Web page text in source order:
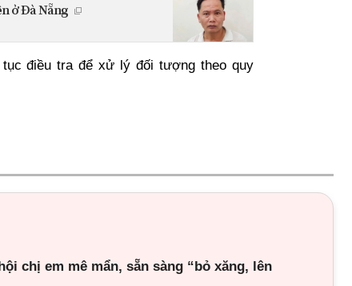
ở Đà Nẵng
điều tra để xử lý đối tượng theo quy
chị em mê mẩn, sẵn sàng “bỏ xăng, lên